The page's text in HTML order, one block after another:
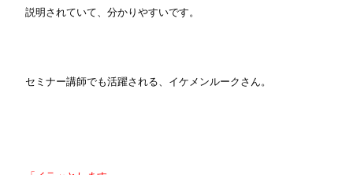
説明されていて、分かりやすいです。
セミナー講師でも活躍される、イケメンルークさん。